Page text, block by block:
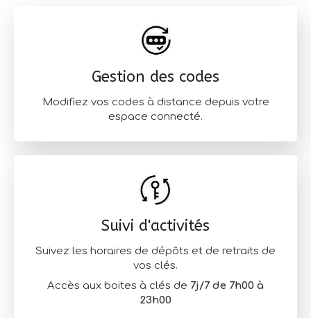
Gestion des codes
Modifiez vos codes à distance depuis votre
espace connecté.
Suivi d'activités
Suivez les horaires de dépôts et de retraits de
vos clés.
Accès aux boites à clés de 7j/7 de 7h00 à
23h00